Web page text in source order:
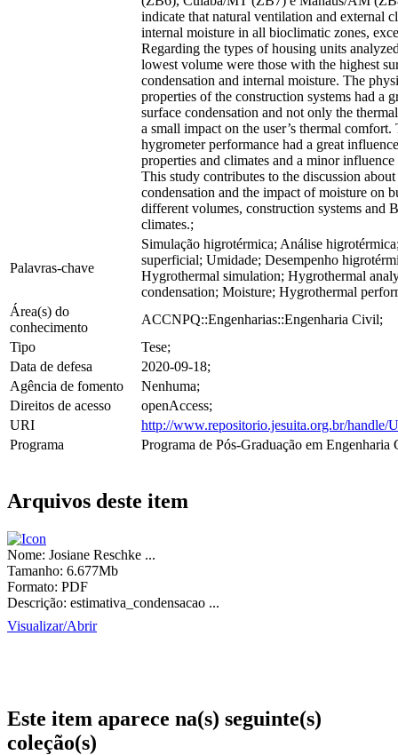
indicate that natural ventilation and external
internal moisture in all bioclimatic zones,
Regarding the types of housing units
lowest volume were those with the highest
condensation and internal moisture. The
properties of the construction systems had a
surface condensation and not only the
a small impact on the user’s thermal comfort.
hygrometer performance had a great
properties and climates and a minor
This study contributes to the discussion about
condensation and the impact of moisture on
different volumes, construction systems and
climates.;
Palavras-chave
Simulação higrotérmica; Análise
superficial; Umidade; Desempenho
Hygrothermal simulation; Hygrothermal
condensation; Moisture; Hygrothermal
Área(s) do
conhecimento
ACCNPQ::Engenharias::Engenharia Civil;
Tipo
Tese;
Data de defesa
2020-09-18;
Agência de fomento
Nenhuma;
Direitos de acesso
openAccess;
URI
http://www.repositorio.jesuita.org.br/handle/
Programa
Programa de Pós-Graduação em Engenharia
Arquivos deste item
Nome: Josiane Reschke ...
Tamanho: 6.677Mb
Formato: PDF
Descrição: estimativa_condensacao ...
Visualizar/Abrir
Este item aparece na(s) seguinte(s)
coleção(s)